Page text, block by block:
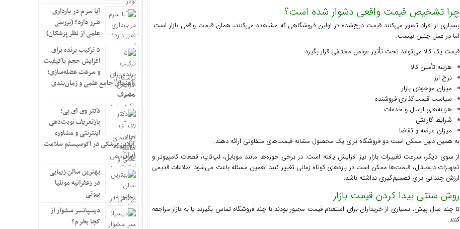
چرا تشخیص قیمت واقعی دشوار شده است؟
بسیاری از افراد تصور می‌کنند قیمت درج‌شده در اولین فروشگاهی که مشاهده می‌کنند، همان قیمت واقعی بازار است.
اما در عمل چنین نیست.
قیمت یک کالا می‌تواند تحت تأثیر عوامل مختلفی قرار بگیرد:
هزینه تأمین کالا
نرخ ارز
میزان موجودی بازار
سیاست قیمت‌گذاری فروشنده
هزینه‌های ارسال و خدمات
شرایط گارانتی
میزان عرضه و تقاضا
به همین دلیل ممکن است دو فروشگاه برای یک محصول مشابه قیمت‌های متفاوتی ارائه دهند.
از سوی دیگر، سرعت تغییرات بازار نیز افزایش یافته است. در برخی حوزه‌ها مانند موبایل، لپ‌تاپ، قطعات کامپیوتر و
تجهیزات دیجیتال، قیمت‌ها ممکن است در بازه‌های کوتاه زمانی تغییر کنند. همین مسئله باعث می‌شود اطلاعات قدیمی
ارزش چندانی برای تصمیم‌گیری نداشته باشد.
روش سنتی پیدا کردن قیمت بازار
تا چند سال پیش، بسیاری از خریداران برای استعلام قیمت مجبور بودند با چند فروشگاه تماس بگیرند یا به بازار مراجعه
کنند.
آیا سرم در بارداری
ضرر دارد؟ (بررسی
علمی از نظر پزشکان)
۵ ترکیب برنده برای
افزایش حجم باکیفیت
و سرعت عضله‌سازی؛
راهنمای جامع علمی و زمان‌بندی
مصرف
دکتر وی آی پی؛
بازتعریف نوبت‌دهی
اینترنتی و مشاوره
آنلاین پزشکی در اکوسیستم سلامت
ایران
بهترین سالن زیبایی
در زعفرانیه مونلیا
بیوتی
دیسپانسر سشوار از
کجا بخرم؟